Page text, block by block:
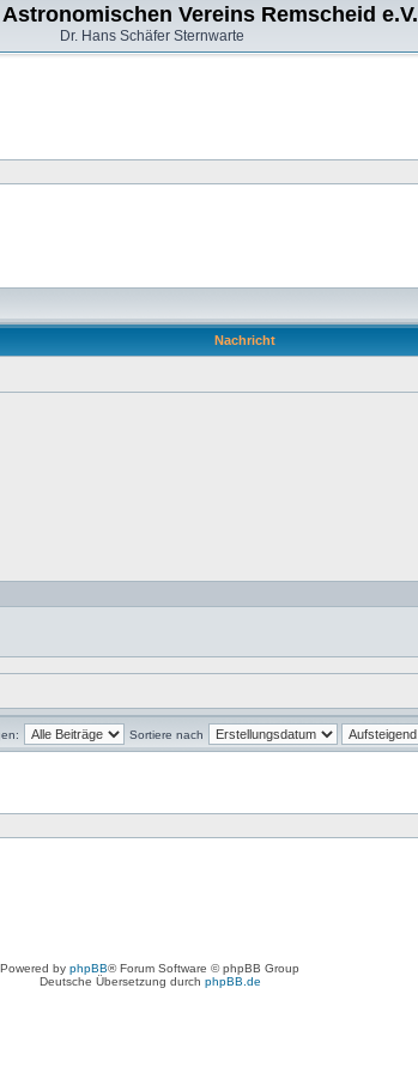
Vereins Remscheid e.V.
Dr. Hans Schäfer Sternwarte
Nachricht
Sortiere nach
Powered by phpBB® Forum Software © phpBB Group
Deutsche Übersetzung durch phpBB.de